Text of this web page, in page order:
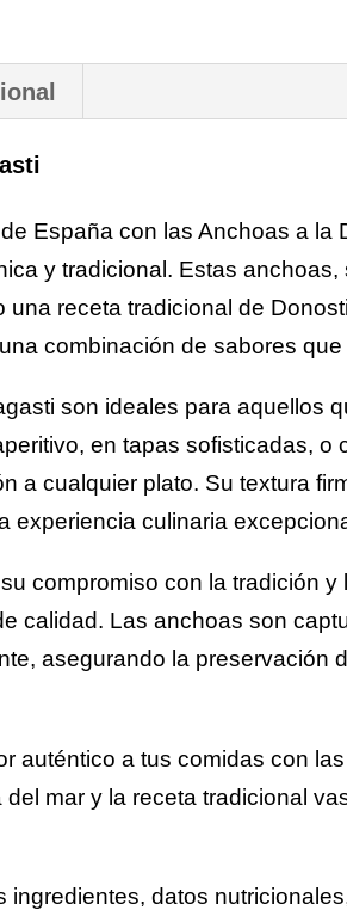
España con las Anchoas a
y tradicional. Estas
receta tradicional de
combinación de sabores
son ideales para aquellos
en tapas sofisticadas,
a cualquier plato. Su textura
experiencia culinaria
compromiso con la tradición
calidad. Las anchoas son
asegurando la preservación
auténtico a tus comidas con
mar y la receta tradicional
ingredientes, datos